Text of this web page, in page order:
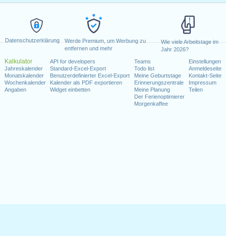
Datenschutzerklärung
Werde Premium, um Werbung zu
entfernen und mehr
Wie viele Arbeitstage im
Jahr 2026?
Kalkulator
Jahreskalender
Monatskalender
Wochenkalender
Angaben
API for developers
Standard-Excel-Export
Benutzerdefinierter Excel-Export
Kalender als PDF exportieren
Widget einbetten
Teams
Todo list
Meine Geburtstage
Erinnerungszentrale
Meine Planung
Der Ferienoptimierer
Morgenkaffee
Einstellungen
Anmeldeseite
Kontakt-Seite
Impressum
Teilen